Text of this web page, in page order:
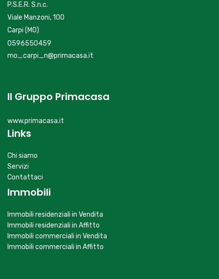
P.S.E.R. S.n.c.
Viale Manzoni, 100
Carpi (MO)
0596550459
mo_carpi_n@primacasa.it
Il Gruppo Primacasa
www.primacasa.it
Links
Chi siamo
Servizi
Contattaci
Immobili
Immobili residenziali in Vendita
Immobili residenziali in Affitto
Immobili commerciali in Vendita
Immobili commerciali in Affitto